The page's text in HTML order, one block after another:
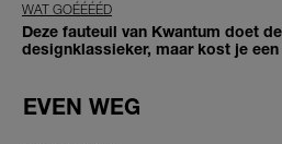
WAT GOÉÉÉÉD
Deze fauteuil van Kwantum doet
designklassieker, maar kost je
EVEN WEG